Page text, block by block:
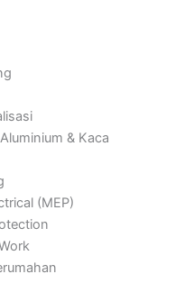
& Kaca
(MEP)